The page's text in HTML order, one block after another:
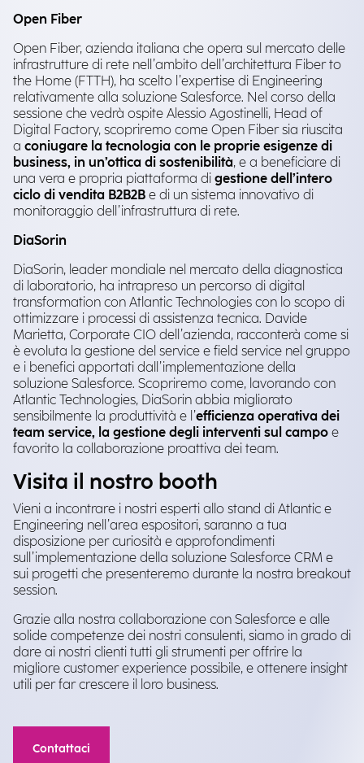
Open Fiber
Open Fiber, azienda italiana che opera sul mercato delle
infrastrutture di rete nell’ambito dell’architettura Fiber to
the Home (FTTH), ha scelto l’expertise di Engineering
relativamente alla soluzione Salesforce. Nel corso della
sessione che vedrà ospite Alessio Agostinelli, Head of
Digital Factory, scopriremo come Open Fiber sia riuscita
a coniugare la tecnologia con le proprie esigenze di
business, in un’ottica di sostenibilità, e a beneficiare di
una vera e propria piattaforma di gestione dell’intero
ciclo di vendita B2B2B e di un sistema innovativo di
monitoraggio dell’infrastruttura di rete.
DiaSorin
DiaSorin, leader mondiale nel mercato della diagnostica
di laboratorio, ha intrapreso un percorso di digital
transformation con Atlantic Technologies con lo scopo di
ottimizzare i processi di assistenza tecnica. Davide
Marietta, Corporate CIO dell’azienda, racconterà come si
è evoluta la gestione del service e field service nel gruppo
e i benefici apportati dall’implementazione della
soluzione Salesforce. Scopriremo come, lavorando con
Atlantic Technologies, DiaSorin abbia migliorato
sensibilmente la produttività e l’efficienza operativa dei
team service, la gestione degli interventi sul campo e
favorito la collaborazione proattiva dei team.
Visita il nostro booth
Vieni a incontrare i nostri esperti allo stand di Atlantic e
Engineering nell’area espositori, saranno a tua
disposizione per curiosità e approfondimenti
sull’implementazione della soluzione Salesforce CRM e
sui progetti che presenteremo durante la nostra breakout
session.
Grazie alla nostra collaborazione con Salesforce e alle
solide competenze dei nostri consulenti, siamo in grado di
dare ai nostri clienti tutti gli strumenti per offrire la
migliore customer experience possibile, e ottenere insight
utili per far crescere il loro business.
Contattaci